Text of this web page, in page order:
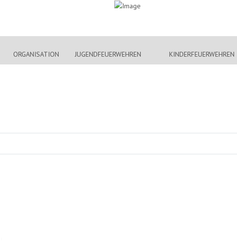
ORGANISATION JUGENDFEUERWEHREN KINDERFEUERWEHREN